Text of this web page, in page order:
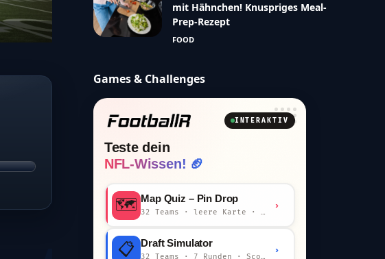
mit Hähnchen! Knuspriges Meal-
Prep-Rezept
FOOD
Games & Challenges
INTERAKTIV
Teste dein
NFL-Wissen! 🏈
🗺️ Map Quiz – Pin Drop
›
📋 Draft Simulator
›